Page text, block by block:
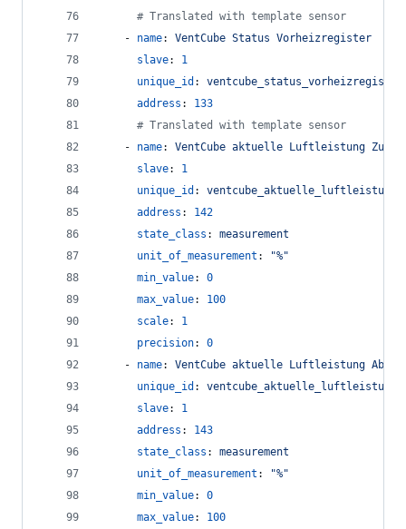
# Translated with template sensor
    -
name: VentCube Status Vorheizregister
slave: 1
unique_id : ventcube_status_vorheizregister
address : 133
# Translated with template sensor
    -
name: VentCube aktuelle Luftleistung
slave: 1
unique_id :
address : 142
state_class : measurement
unit_of_measurement : "%"
min_value: 0
max_value: 100
scale: 1
precision: 0
    -
name: VentCube aktuelle Luftleistung
unique_id :
slave: 1
address : 143
state_class : measurement
unit_of_measurement : "%"
min_value: 0
max_value: 100